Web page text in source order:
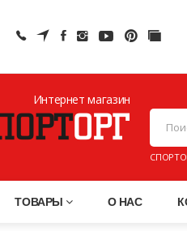
Интернет магазин
ТОВАРЫ О НАС